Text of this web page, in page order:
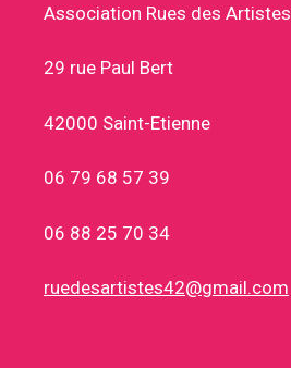
Association Rues des Artistes
29 rue Paul Bert
42000 Saint-Etienne
06 79 68 57 39
06 88 25 70 34
ruedesartistes42@gmail.com